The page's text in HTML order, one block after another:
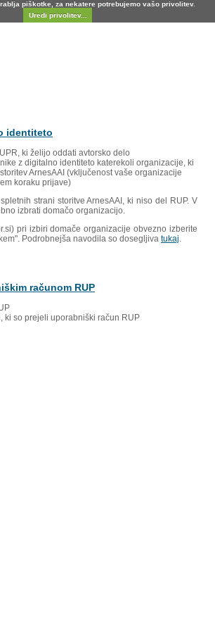
piškotke, za nekatere potrebujemo vašo privolitev.
Uredi privolitev...
identiteto
ki želijo oddati avtorsko delo
z digitalno identiteto katerekoli organizacije, ki
ArnesAAI (vključenost vaše organizacije
koraku prijave)
strani storitve ArnesAAI, ki niso del RUP. V
izbrati domačo organizacijo.
pri izbiri domače organizacije obvezno izberite
Podrobnejša navodila so dosegljiva tukaj
računom RUP
ki so prejeli uporabniški račun RUP